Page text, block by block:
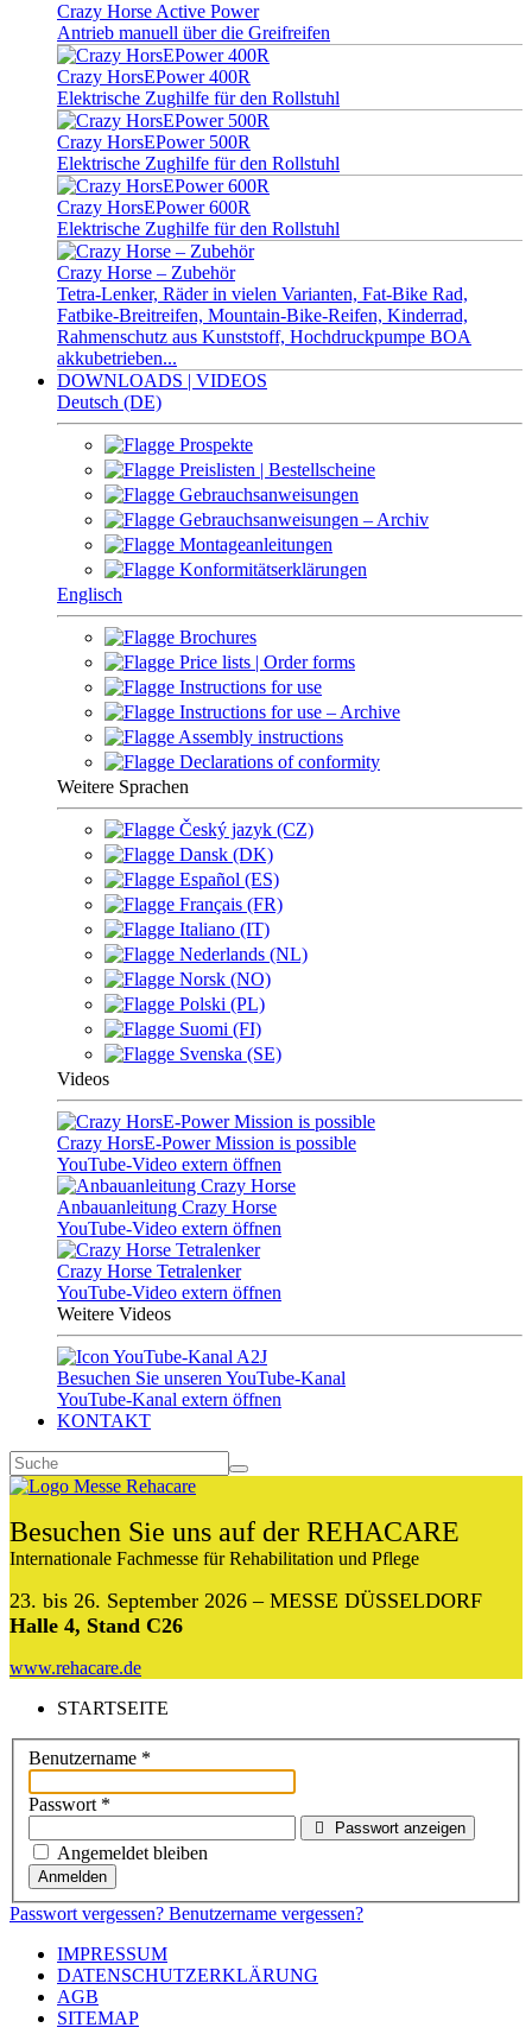
Crazy Horse Active Power
Antrieb manuell über die Greifreifen
Crazy HorsEPower 400R
Elektrische Zughilfe für den Rollstuhl
Crazy HorsEPower 500R
Elektrische Zughilfe für den Rollstuhl
Crazy HorsEPower 600R
Elektrische Zughilfe für den Rollstuhl
Crazy Horse – Zubehör
Tetra-Lenker, Räder in vielen Varianten, Fat-Bike Rad,
Fatbike-Breitreifen, Mountain-Bike-Reifen, Kinderrad,
Rahmenschutz aus Kunststoff, Hochdruckpumpe BOA
akkubetrieben...
DOWNLOADS | VIDEOS
Deutsch (DE)
Prospekte
Preislisten | Bestellscheine
Gebrauchsanweisungen
Gebrauchsanweisungen – Archiv
Montageanleitungen
Konformitätserklärungen
Englisch
Brochures
Price lists | Order forms
Instructions for use
Instructions for use – Archive
Assembly instructions
Declarations of conformity
Weitere Sprachen
Český jazyk (CZ)
Dansk (DK)
Español (ES)
Français (FR)
Italiano (IT)
Nederlands (NL)
Norsk (NO)
Polski (PL)
Suomi (FI)
Svenska (SE)
Videos
Crazy HorsE-Power Mission is possible
YouTube-Video extern öffnen
Anbauanleitung Crazy Horse
YouTube-Video extern öffnen
Crazy Horse Tetralenker
YouTube-Video extern öffnen
Weitere Videos
Besuchen Sie unseren YouTube-Kanal
YouTube-Kanal extern öffnen
KONTAKT
Besuchen Sie uns auf der REHACARE
Internationale Fachmesse für Rehabilitation und Pflege
23. bis 26. September 2026 – MESSE DÜSSELDORF
Halle 4, Stand C26
www.rehacare.de
STARTSEITE
Benutzername *
Passwort *
Passwort anzeigen
Angemeldet bleiben
Anmelden
Passwort vergessen? Benutzername vergessen?
IMPRESSUM
DATENSCHUTZERKLÄRUNG
AGB
SITEMAP